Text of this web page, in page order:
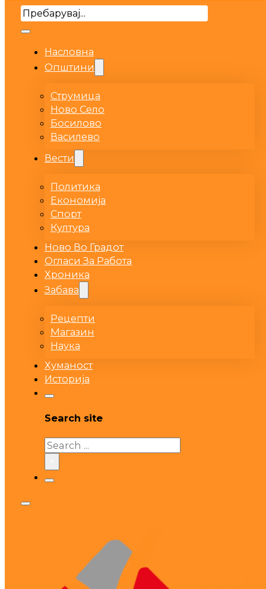
Search
Насловна
Општини
Струмица
Ново Село
Босилово
Василево
Вести
Политика
Економија
Спорт
Култура
Ново Во Градот
Огласи За Работа
Хроника
Забава
Рецепти
Магазин
Наука
Хуманост
Историја
Search site
Search